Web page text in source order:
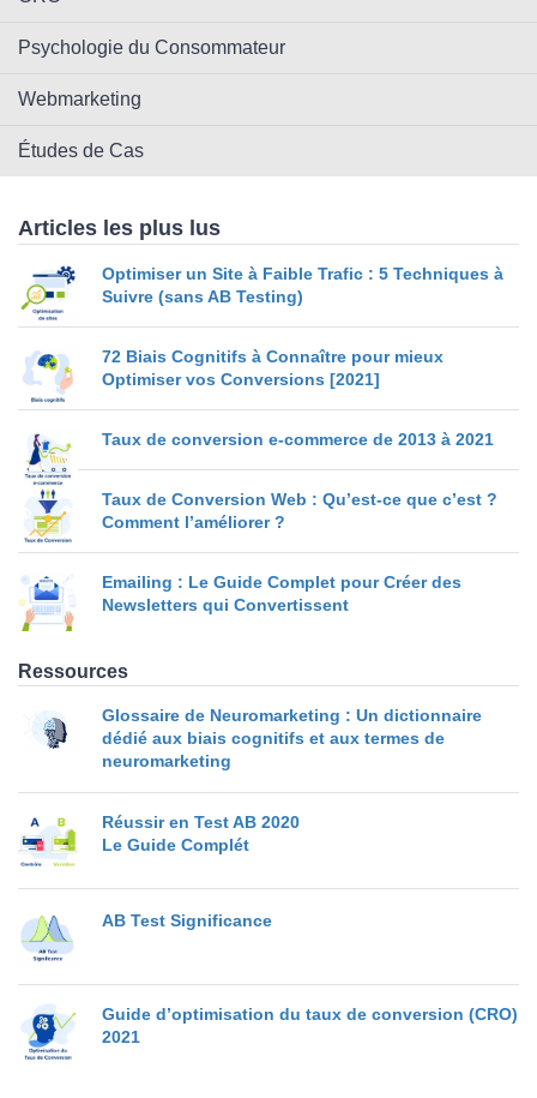
Psychologie du Consommateur
Webmarketing
Études de Cas
Articles les plus lus
Optimiser un Site à Faible Trafic : 5 Techniques à
Suivre (sans AB Testing)
72 Biais Cognitifs à Connaître pour mieux
Optimiser vos Conversions [2021]
Taux de conversion e-commerce de 2013 à 2021
Taux de Conversion Web : Qu’est-ce que c’est ?
Comment l’améliorer ?
Emailing : Le Guide Complet pour Créer des
Newsletters qui Convertissent
Ressources
Glossaire de Neuromarketing : Un dictionnaire
dédié aux biais cognitifs et aux termes de
neuromarketing
Réussir en Test AB 2020
Le Guide Complét
AB Test Significance
Guide d’optimisation du taux de conversion (CRO)
2021